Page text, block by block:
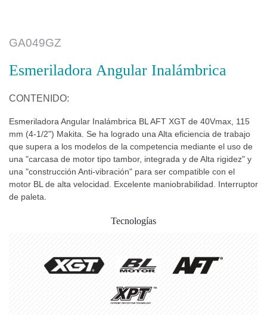
GA049GZ
Esmeriladora Angular Inalámbrica
CONTENIDO:
Esmeriladora Angular Inalámbrica BL AFT XGT de 40Vmax, 115
mm (4-1/2") Makita. Se ha logrado una Alta eficiencia de trabajo
que supera a los modelos de la competencia mediante el uso de
una "carcasa de motor tipo tambor, integrada y de Alta rigidez" y
una "construcción Anti-vibración" para ser compatible con el
motor BL de alta velocidad. Excelente maniobrabilidad. Interruptor
de paleta.
Tecnologías